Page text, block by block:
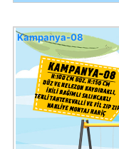
Kampanya-08